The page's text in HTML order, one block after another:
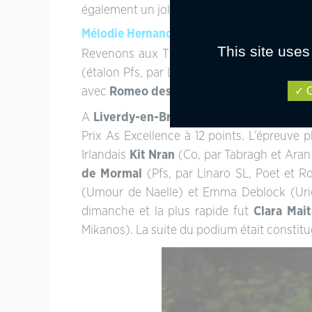
également un joli plateau de cavaliers sur
Mélodie Hernandez et Maéva Caseau
Revenons aux TDA de CSO du week-
(étalon Pfs, par Linaro SL, Poet et
avec Romeo des Tilleuls (Pfs, par Eloi IV,
A Liverdy-en-Brie (77)
Prix As Excellence à 12 points. L’épreuve
Irlandais Kit Nran (Co, par Tabragh et
de Mormal
(Pfs, par Linaro SL, Poet et
(Umour de Naelle) et Emma Deblock
dimanche et la plus rapide fut Clara
Mikanos). La suite du podium était
This site